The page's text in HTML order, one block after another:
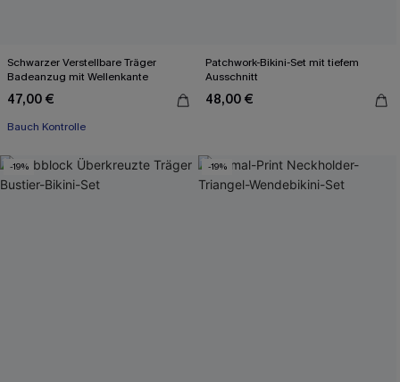
Schwarzer Verstellbare Träger
Badeanzug mit Wellenkante
47,00 €
Bauch Kontrolle
Patchwork-Bikini-Set mit tiefem
Ausschnitt
48,00 €
-19% -19%